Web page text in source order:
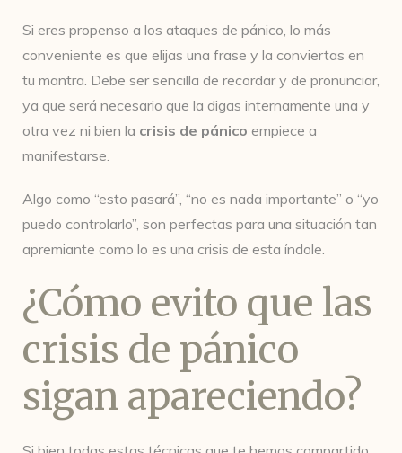
Si eres propenso a los ataques de pánico, lo más
conveniente es que elijas una frase y la conviertas en
tu mantra. Debe ser sencilla de recordar y de pronunciar,
ya que será necesario que la digas internamente una y
otra vez ni bien la crisis de pánico empiece a
manifestarse.
Algo como “esto pasará”, “no es nada importante” o “yo
puedo controlarlo”, son perfectas para una situación tan
apremiante como lo es una crisis de esta índole.
¿Cómo evito que las
crisis de pánico
sigan apareciendo?